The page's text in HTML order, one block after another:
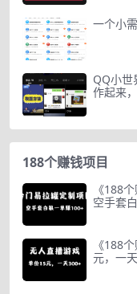
一个小
QQ小世
作起来
188个赚钱项目
《188
空手套
《188
元，一